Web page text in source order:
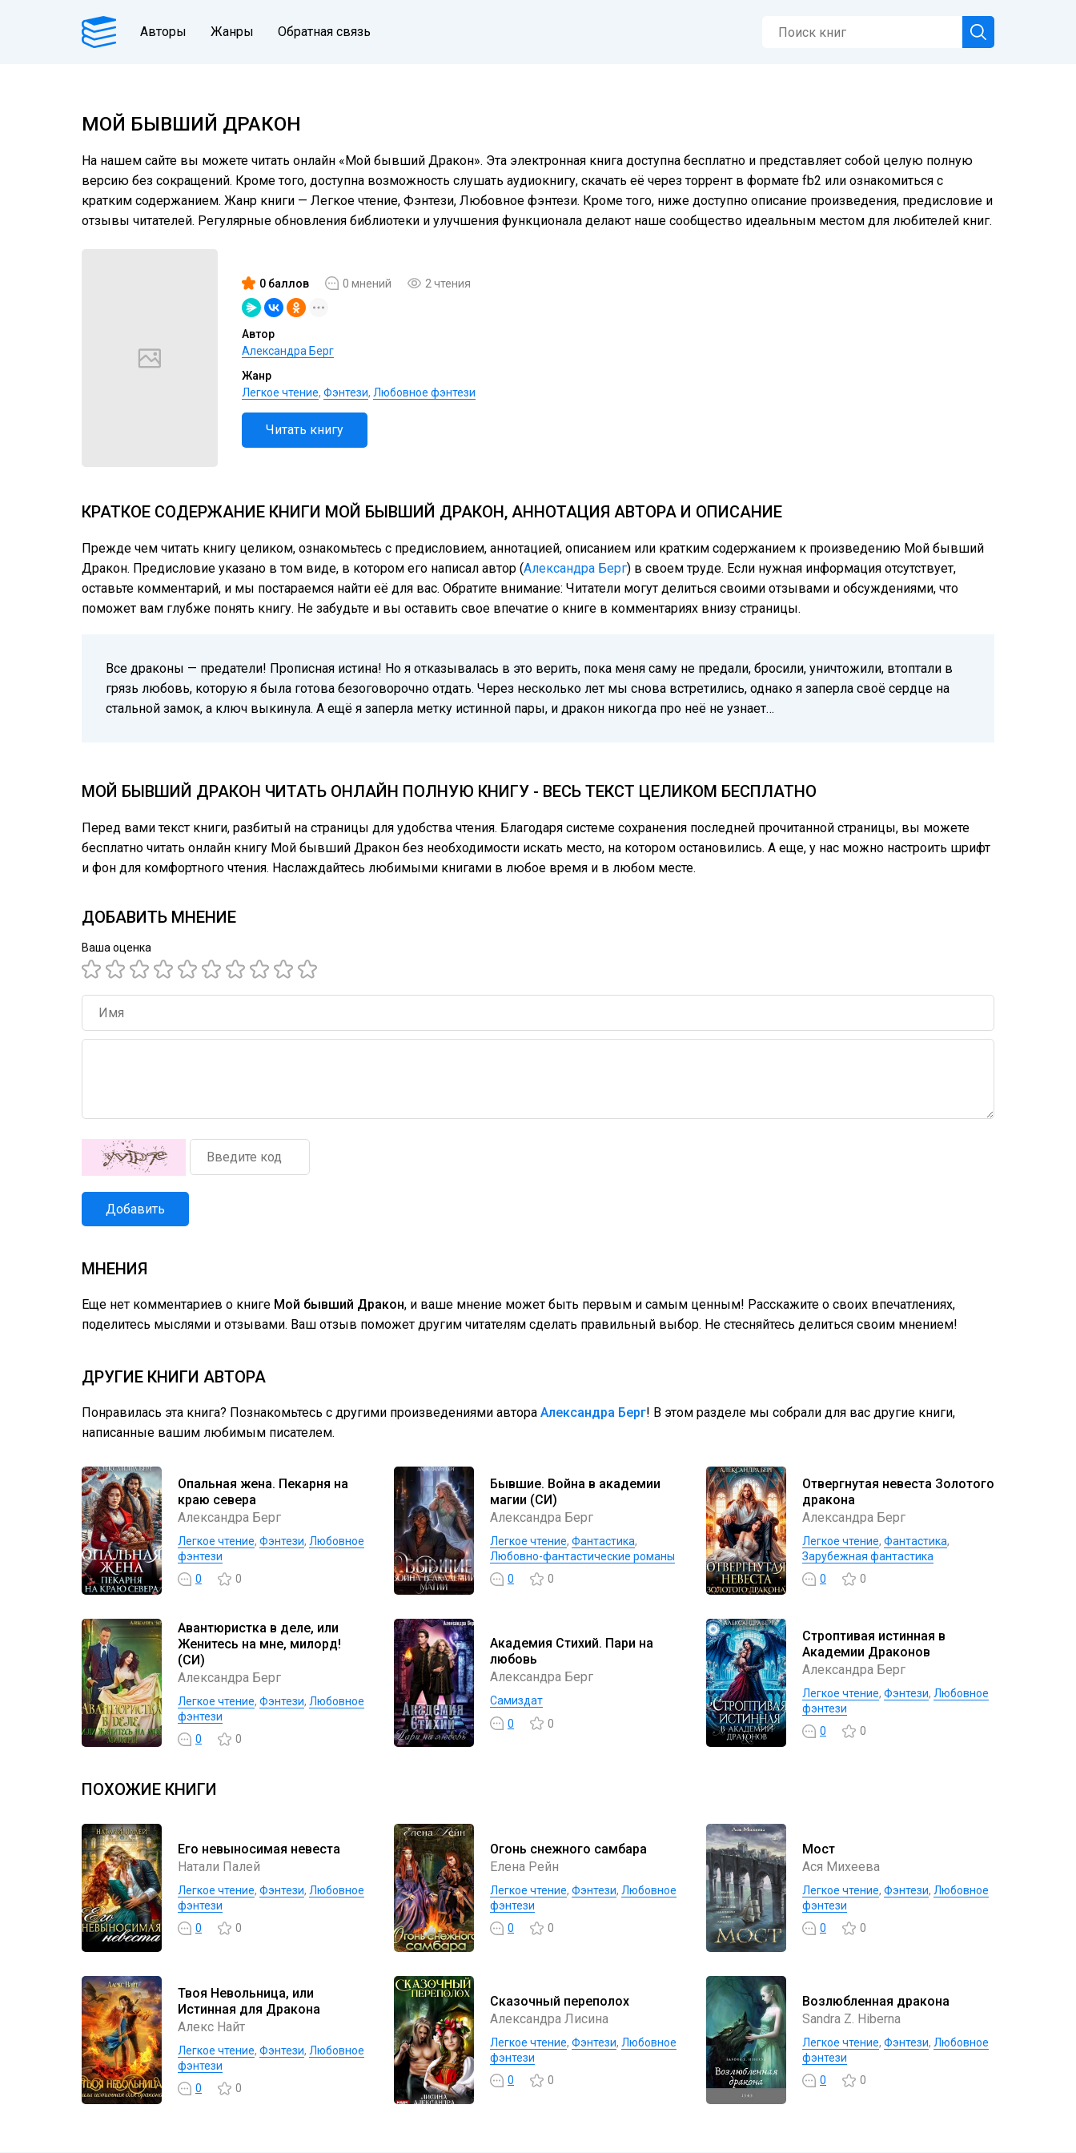
Авторы Жанры Обратная связь
МОЙ БЫВШИЙ ДРАКОН
На нашем сайте вы можете читать онлайн «Мой бывший Дракон». Эта электронная книга доступна бесплатно и представляет собой целую полную
версию без сокращений. Кроме того, доступна возможность слушать аудиокнигу, скачать её через торрент в формате fb2 или ознакомиться с
кратким содержанием. Жанр книги — Легкое чтение, Фэнтези, Любовное фэнтези. Кроме того, ниже доступно описание произведения, предисловие и
отзывы читателей. Регулярные обновления библиотеки и улучшения функционала делают наше сообщество идеальным местом для любителей книг.
0 баллов 0 мнений 2 чтения
Автор
Александра Берг
Жанр
Легкое чтение, Фэнтези, Любовное фэнтези
Читать книгу
КРАТКОЕ СОДЕРЖАНИЕ КНИГИ МОЙ БЫВШИЙ ДРАКОН, АННОТАЦИЯ АВТОРА И ОПИСАНИЕ
Прежде чем читать книгу целиком, ознакомьтесь с предисловием, аннотацией, описанием или кратким содержанием к произведению Мой бывший
Дракон. Предисловие указано в том виде, в котором его написал автор (Александра Берг) в своем труде. Если нужная информация отсутствует,
оставьте комментарий, и мы постараемся найти её для вас. Обратите внимание: Читатели могут делиться своими отзывами и обсуждениями, что
поможет вам глубже понять книгу. Не забудьте и вы оставить свое впечатие о книге в комментариях внизу страницы.
Все драконы — предатели! Прописная истина! Но я отказывалась в это верить, пока меня саму не предали, бросили, уничтожили, втоптали в
грязь любовь, которую я была готова безоговорочно отдать. Через несколько лет мы снова встретились, однако я заперла своё сердце на
стальной замок, а ключ выкинула. А ещё я заперла метку истинной пары, и дракон никогда про неё не узнает…
МОЙ БЫВШИЙ ДРАКОН ЧИТАТЬ ОНЛАЙН ПОЛНУЮ КНИГУ - ВЕСЬ ТЕКСТ ЦЕЛИКОМ БЕСПЛАТНО
Перед вами текст книги, разбитый на страницы для удобства чтения. Благодаря системе сохранения последней прочитанной страницы, вы можете
бесплатно читать онлайн книгу Мой бывший Дракон без необходимости искать место, на котором остановились. А еще, у нас можно настроить шрифт
и фон для комфортного чтения. Наслаждайтесь любимыми книгами в любое время и в любом месте.
ДОБАВИТЬ МНЕНИЕ
Ваша оценка
Добавить
МНЕНИЯ
Еще нет комментариев о книге Мой бывший Дракон, и ваше мнение может быть первым и самым ценным! Расскажите о своих впечатлениях,
поделитесь мыслями и отзывами. Ваш отзыв поможет другим читателям сделать правильный выбор. Не стесняйтесь делиться своим мнением!
ДРУГИЕ КНИГИ АВТОРА
Понравилась эта книга? Познакомьтесь с другими произведениями автора Александра Берг! В этом разделе мы собрали для вас другие книги,
написанные вашим любимым писателем.
Опальная жена. Пекарня на
краю севера
Александра Берг
Легкое чтение, Фэнтези, Любовное
фэнтези
0
0
Бывшие. Война в академии
магии (СИ)
Александра Берг
Легкое чтение, Фантастика,
Любовно-фантастические романы
0
0
Отвергнутая невеста Золотого
дракона
Александра Берг
Легкое чтение, Фантастика,
Зарубежная фантастика
0
0
Авантюристка в деле, или
Женитесь на мне, милорд!
(СИ)
Александра Берг
Легкое чтение, Фэнтези, Любовное
фэнтези
0
0
Академия Стихий. Пари на
любовь
Александра Берг
Самиздат
0
0
Строптивая истинная в
Академии Драконов
Александра Берг
Легкое чтение, Фэнтези, Любовное
фэнтези
0
0
ПОХОЖИЕ КНИГИ
Его невыносимая невеста
Натали Палей
Легкое чтение, Фэнтези, Любовное
фэнтези
0
0
Огонь снежного самбара
Елена Рейн
Легкое чтение, Фэнтези, Любовное
фэнтези
0
0
Мост
Ася Михеева
Легкое чтение, Фэнтези, Любовное
фэнтези
0
0
Твоя Невольница, или
Истинная для Дракона
Алекс Найт
Легкое чтение, Фэнтези, Любовное
фэнтези
0
0
Сказочный переполох
Александра Лисина
Легкое чтение, Фэнтези, Любовное
фэнтези
0
0
Возлюбленная дракона
Sandra Z. Hiberna
Легкое чтение, Фэнтези, Любовное
фэнтези
0
0